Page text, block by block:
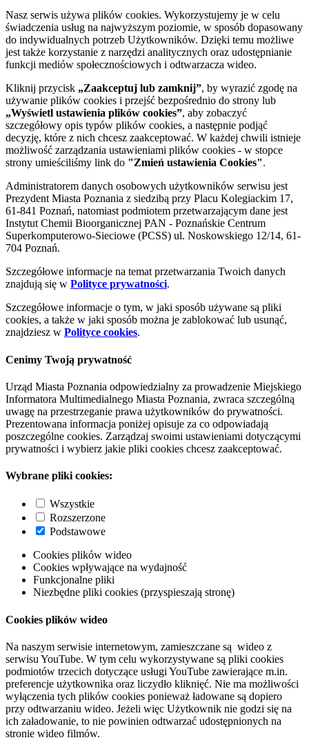
Nasz serwis używa plików cookies. Wykorzystujemy je w celu
świadczenia usług na najwyższym poziomie, w sposób dopasowany
do indywidualnych potrzeb Użytkowników. Dzięki temu możliwe
jest także korzystanie z narzędzi analitycznych oraz udostępnianie
funkcji mediów społecznościowych i odtwarzacza wideo.
Kliknij przycisk „Zaakceptuj lub zamknij”, by wyrazić zgodę na
używanie plików cookies i przejść bezpośrednio do strony lub
„Wyświetl ustawienia plików cookies”, aby zobaczyć
szczegółowy opis typów plików cookies, a następnie podjąć
decyzję, które z nich chcesz zaakceptować. W każdej chwili istnieje
możliwość zarządzania ustawieniami plików cookies - w stopce
strony umieściliśmy link do "Zmień ustawienia Cookies".
Administratorem danych osobowych użytkowników serwisu jest
Prezydent Miasta Poznania z siedzibą przy Placu Kolegiackim 17,
61-841 Poznań, natomiast podmiotem przetwarzającym dane jest
Instytut Chemii Bioorganicznej PAN - Poznańskie Centrum
Superkomputerowo-Sieciowe (PCSS) ul. Noskowskiego 12/14, 61-
704 Poznań.
Szczegółowe informacje na temat przetwarzania Twoich danych
znajdują się w Polityce prywatności.
Szczegółowe informacje o tym, w jaki sposób używane są pliki
cookies, a także w jaki sposób można je zablokować lub usunąć,
znajdziesz w Polityce cookies.
Cenimy Twoją prywatność
Urząd Miasta Poznania odpowiedzialny za prowadzenie Miejskiego
Informatora Multimedialnego Miasta Poznania, zwraca szczególną
uwagę na przestrzeganie prawa użytkowników do prywatności.
Prezentowana informacja poniżej opisuje za co odpowiadają
poszczególne cookies. Zarządzaj swoimi ustawieniami dotyczącymi
prywatności i wybierz jakie pliki cookies chcesz zaakceptować.
Wybrane pliki cookies:
Wszystkie
Rozszerzone
Podstawowe
Cookies plików wideo
Cookies wpływające na wydajność
Funkcjonalne pliki
Niezbędne pliki cookies (przyspieszają stronę)
Cookies plików wideo
Na naszym serwisie internetowym, zamieszczane są wideo z
serwisu YouTube. W tym celu wykorzystywane są pliki cookies
podmiotów trzecich dotyczące usługi YouTube zawierające m.in.
preferencje użytkownika oraz liczydło kliknięć. Nie ma możliwości
wyłączenia tych plików cookies ponieważ ładowane są dopiero
przy odtwarzaniu wideo. Jeżeli więc Użytkownik nie godzi się na
ich załadowanie, to nie powinien odtwarzać udostępnionych na
stronie wideo filmów.